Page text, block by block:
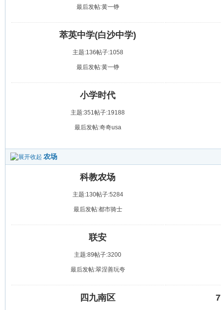
最后发帖:黄一铮
萃英中学(白沙中学)
主题:136帖子:1058
最后发帖:黄一铮
小学时代
主题:351帖子:19188
最后发帖:奇奇usa
农场
科教农场
主题:130帖子:5284
最后发帖:都市骑士
联安
主题:89帖子:3200
最后发帖:翠涅善玩夸
四九南区